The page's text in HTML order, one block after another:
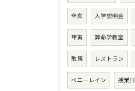
辛亥 入学説明会
甲寅 算命学教室
散策 レストラン
ペニーレイン 授業日